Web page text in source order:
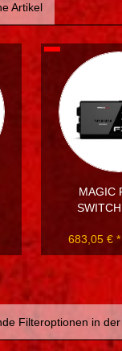
Artikel
MAGIC
683,05 € *
Filteroptionen in